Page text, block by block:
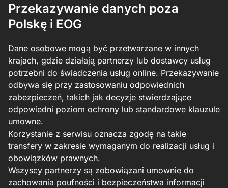
Przekazywanie danych poza
Polskę i EOG
Dane osobowe mogą być przetwarzane w innych
krajach, gdzie działają partnerzy lub dostawcy usług
potrzebni do świadczenia usług online. Przekazywanie
odbywa się przy zastosowaniu odpowiednich
zabezpieczeń, takich jak decyzje stwierdzające
odpowiedni poziom ochrony lub standardowe klauzule
umowne.
Korzystanie z serwisu oznacza zgodę na takie
transfery w zakresie wymaganym do realizacji usług i
obowiązków prawnych.
Wszyscy partnerzy są zobowiązani umownie do
zachowania poufności i bezpieczeństwa informacji